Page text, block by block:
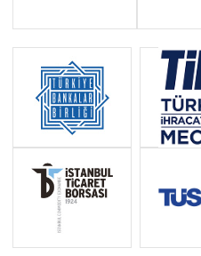
SORULARLA AB
SORULARLA AB
TÜRKİYE:
KIBRIS: